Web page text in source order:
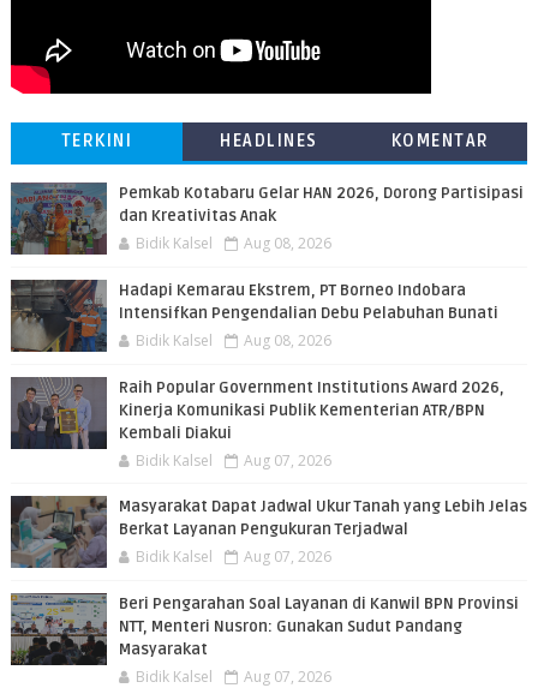
TERKINI HEADLINES KOMENTAR
Pemkab Kotabaru Gelar HAN 2026, Dorong Partisipasi
dan Kreativitas Anak
Bidik Kalsel Aug 08, 2026
​Hadapi Kemarau Ekstrem, PT Borneo Indobara
Intensifkan Pengendalian Debu Pelabuhan Bunati
Bidik Kalsel Aug 08, 2026
Raih Popular Government Institutions Award 2026,
Kinerja Komunikasi Publik Kementerian ATR/BPN
Kembali Diakui
Bidik Kalsel Aug 07, 2026
Masyarakat Dapat Jadwal Ukur Tanah yang Lebih Jelas
Berkat Layanan Pengukuran Terjadwal
Bidik Kalsel Aug 07, 2026
Beri Pengarahan Soal Layanan di Kanwil BPN Provinsi
NTT, Menteri Nusron: Gunakan Sudut Pandang
Masyarakat
Bidik Kalsel Aug 07, 2026